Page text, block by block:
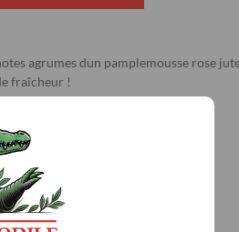
agrumes dun pamplemousse rose
fraîcheur !